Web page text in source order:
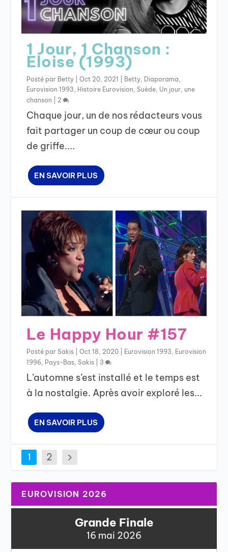
1 Jour, 1 Chanson :
Eloise (1993)
Posté par Betty |Oct 20, 2021 Betty, Diaporama,
Eurovision 1993, Histoire Eurovision,Suède, Un jour, une
chanson
2
Chaque jour, un de nos rédacteurs vous
fait partager un coup de cœur ou coup
de griffe....
EN SAVOIR PLUS
Le Happy Hour #157
Posté parSakis |Oct 18, 2020 Eurovision 1993
Eurovision
1996 Pays-Bas ,Sakis 3
L’automne s’est installé et le temps est
à la nostalgie. Après avoir exploré les...
EN SAVOIR PLUS
1 2
EUROVISION 2026
Grande Finale
16 mai 2026